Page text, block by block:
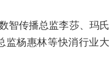
智传播总监李莎、玛氏
监杨惠林等快消行业大